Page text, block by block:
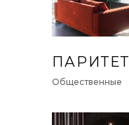
ПАРИТЕТ
Общественные